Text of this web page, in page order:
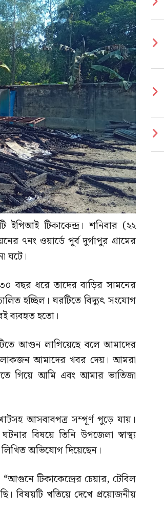
টিকাকেন্দ্র। শনিবার (২২
৭নং ওয়ার্ডে পূর্ব দুর্গাপুর গ্রামের
ঘটে।
বছর ধরে তাদের বাড়ির সামনের
হচ্ছিল। ঘরটিতে বিদ্যুৎ সংযোগ
ব্যবহৃত হতো।
আগুন লাগিয়েছে বলে আমাদের
লোকজন আমাদের খবর দেয়। আমরা
গিয়ে আমি এবং আমার ভাতিজা
আসবাবপত্র সম্পূর্ণ পুড়ে যায়।
বিষয়ে তিনি উপজেলা স্বাস্থ্য
অভিযোগ দিয়েছেন।
টিকাকেন্দ্রের চেয়ার, টেবিল
বিষয়টি খতিয়ে দেখে প্রয়োজনীয়